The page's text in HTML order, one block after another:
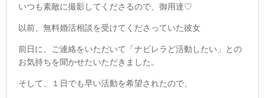
いつも素敵に撮影してくださるので、御用達♡
以前、無料婚活相談を受けてくださっていた彼女
前日に、ご連絡をいただいて「ナビレラど活動したい」との
お気持ちを聞かせたいただきました。
そして、１日でも早い活動を希望されたので、